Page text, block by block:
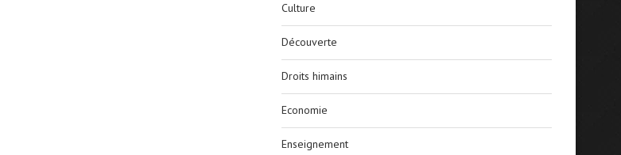
Culture
Découverte
Droits himains
Economie
Enseignement